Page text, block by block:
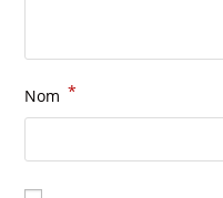
Nom *